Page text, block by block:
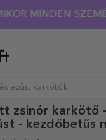
ezüst karkötők
zsinór karkötő
- kezdőbetűs